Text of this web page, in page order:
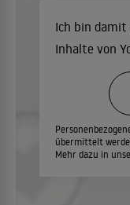
Ich bin damit
Inhalte von
übermittelt
Mehr dazu in